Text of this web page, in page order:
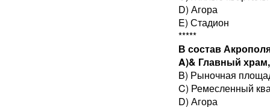
D) Агора
E) Стадион
*****
В состав
A)& Главный
B) Рыночная
C) Ремесленный
D) Агора